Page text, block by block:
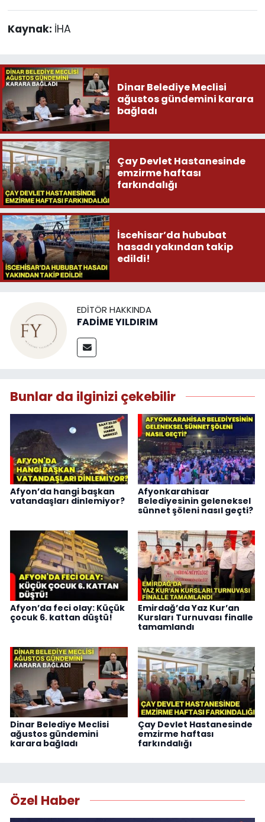
Kaynak: İHA
Dinar Belediye Meclisi
ağustos gündemini karara
bağladı
Çay Devlet Hastanesinde
emzirme haftası
farkındalığı
İscehisar’da hububat
hasadı yakından takip
edildi!
EDITÖR HAKKINDA
FADİME YILDIRIM
Bunlar da ilginizi çekebilir
Afyon’da hangi başkan
vatandaşları dinlemiyor?
Afyonkarahisar
Belediyesinin geleneksel
sünnet şöleni nasıl geçti?
Afyon’da feci olay: Küçük
çocuk 6. kattan düştü!
Emirdağ’da Yaz Kur’an
Kursları Turnuvası finalle
tamamlandı
Dinar Belediye Meclisi
ağustos gündemini
karara bağladı
Çay Devlet Hastanesinde
emzirme haftası
farkındalığı
Özel Haber